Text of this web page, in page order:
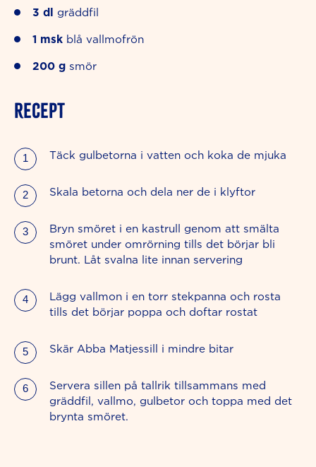
3 dl gräddfil
1 msk blå vallmofrön
200 g smör
RECEPT
Täck gulbetorna i vatten och koka de mjuka
Skala betorna och dela ner de i klyftor
Bryn smöret i en kastrull genom att smälta
smöret under omrörning tills det börjar bli
brunt. Låt svalna lite innan servering
Lägg vallmon i en torr stekpanna och rosta
tills det börjar poppa och doftar rostat
Skär Abba Matjessill i mindre bitar
Servera sillen på tallrik tillsammans med
gräddfil, vallmo, gulbetor och toppa med det
brynta smöret.